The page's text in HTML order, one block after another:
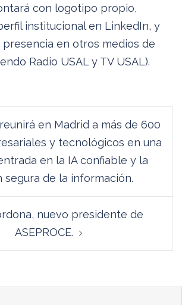
con logotipo propio,
institucional en LinkedIn, y
en otros medios de
Radio USAL y TV USAL).
en Madrid a más de 600
y tecnológicos en una
en la IA confiable y la
segura de la información.
nuevo presidente de
ASEPROCE.